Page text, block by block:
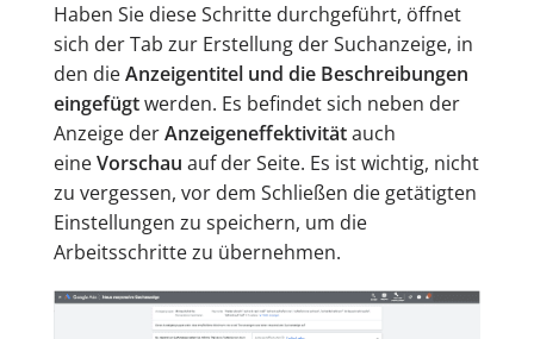
Haben Sie diese Schritte durchgeführt, öffnet
sich der Tab zur Erstellung der Suchanzeige, in
den dieAnzeigentitel und die Beschreibungen
eingefügtwerden. Es befindet sich neben der
Anzeige derAnzeigeneffektivitätauch
eineVorschau auf der Seite. Es ist wichtig, nicht
zu vergessen, vor dem Schließen die getätigten
Einstellungen zu speichern, um die
Arbeitsschritte zu übernehmen.